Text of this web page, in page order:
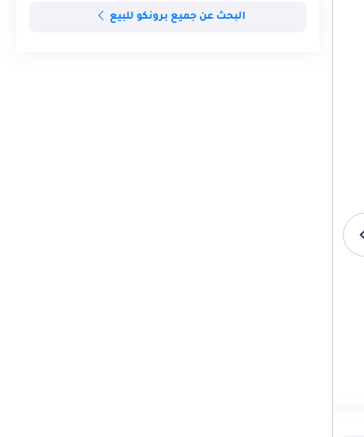
البحث عن جميع برونكو للبيع